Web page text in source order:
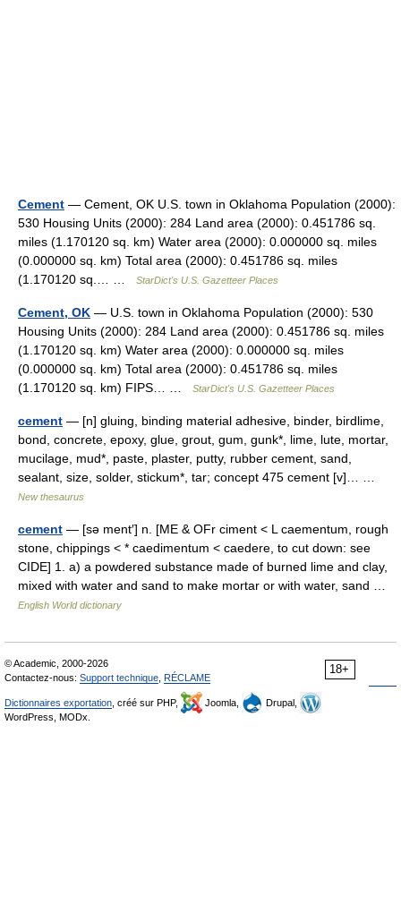
Cement — Cement, OK U.S. town in Oklahoma Population (2000):
530 Housing Units (2000): 284 Land area (2000): 0.451786 sq.
miles (1.170120 sq. km) Water area (2000): 0.000000 sq. miles
(0.000000 sq. km) Total area (2000): 0.451786 sq. miles
(1.170120 sq.… …
StarDict's U.S. Gazetteer Places
Cement, OK — U.S. town in Oklahoma Population (2000): 530
Housing Units (2000): 284 Land area (2000): 0.451786 sq. miles
(1.170120 sq. km) Water area (2000): 0.000000 sq. miles
(0.000000 sq. km) Total area (2000): 0.451786 sq. miles
(1.170120 sq. km) FIPS… …
StarDict's U.S. Gazetteer Places
cement — [n] gluing, binding material adhesive, binder, birdlime,
bond, concrete, epoxy, glue, grout, gum, gunk*, lime, lute, mortar,
mucilage, mud*, paste, plaster, putty, rubber cement, sand,
sealant, size, solder, stickum*, tar; concept 475 cement [v]… …
New thesaurus
cement — [sə ment′] n. [ME & OFr ciment < L caementum, rough
stone, chippings < * caedimentum < caedere, to cut down: see
CIDE] 1. a) a powdered substance made of burned lime and clay,
mixed with water and sand to make mortar or with water, sand …
English World dictionary
18+
© Academic, 2000-2026
Contactez-nous: Support technique RÉCLAME
Dictionnaires exportation , créé sur PHP, Joomla,
Drupal,
WordPress, MODx.